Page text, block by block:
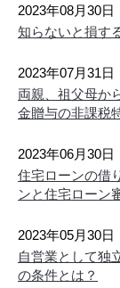
仲介手数料
尼崎市 常吉１丁
26/08/07
新着
尼崎市 西立花町
詳しくはお問い合
26/08/07
仲介手数料
尼崎市 武庫之荘
た。詳しくはお問
2023年08月30日
知らないと損す
2023年07月31日
両親、祖父母か
金贈与の非課税
2023年06月30日
住宅ローンの借
ンと住宅ローン
2023年05月30日
自営業として独
の条件とは？